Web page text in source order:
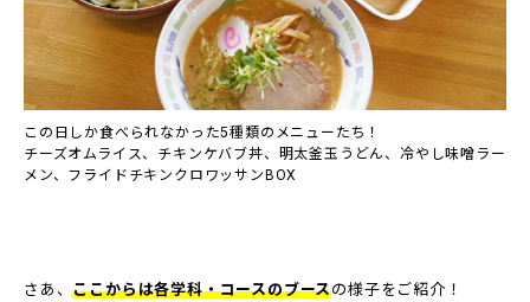
この日しか食べられなかった5種類のメニューたち！
チーズオムライス、チキンケバブ丼、明太釜玉うどん、冷やし味噌ラー
メン、フライドチキンクロワッサンBOX
さあ、ここからは各学科・コースのブースの様子をご紹介！